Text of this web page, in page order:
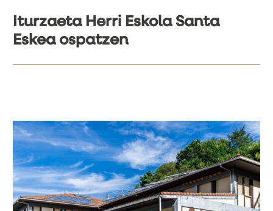
Iturzaeta Herri Eskola Santa
Eskea ospatzen